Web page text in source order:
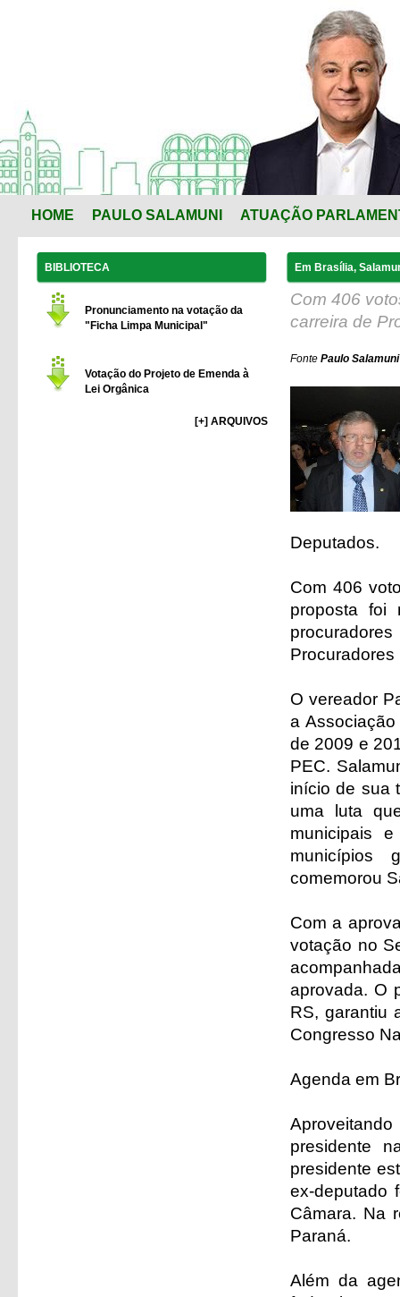
HOME PAULO SALAMUNI ATUAÇÃO
BIBLIOTECA
Pronunciamento na votação da
"Ficha Limpa Municipal"
Votação do Projeto de Emenda à
Lei Orgânica
[+] ARQUIVOS
Em Brasília,
Com 406
carreira de
Fonte Paulo
Deputados.
Com 406
proposta foi
O vereador
a
de 2009 e
PEC.
início de sua
uma luta
municipais
municípios
comemorou
Com a
votação no
aprovada. O
RS, garantiu
Congresso
Agenda em
presidente
presidente
ex-deputado
Câmara. Na
Paraná.
Além da